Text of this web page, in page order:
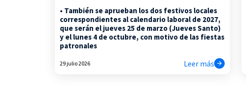
• También se aprueban los dos festivos locales
correspondientes al calendario laboral de 2027,
que serán el jueves 25 de marzo (Jueves Santo)
y el lunes 4 de octubre, con motivo de las fiestas
patronales
29 julio 2026 Leer más